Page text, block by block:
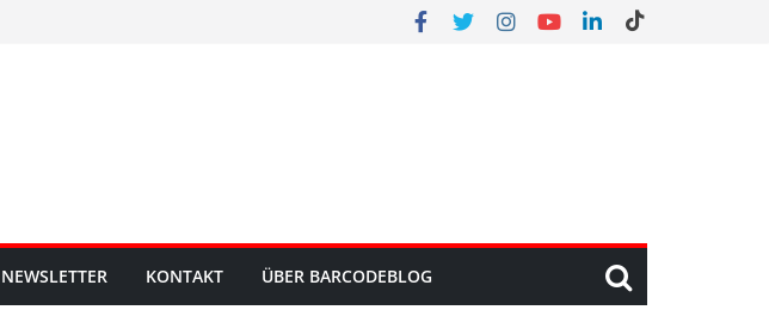
NEWSLETTER KONTAKT ÜBER BARCODEBLOG